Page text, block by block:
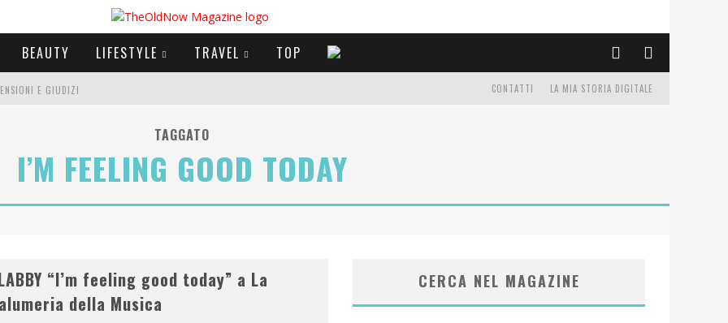
BEAUTY LIFESTYLE TRAVEL TOP
E GIUDIZI LA MIA STORIA DIGITALE
CONTATTI
TAGGATO
I’M FEELING GOOD TODAY
“I’m feeling good today” a La
della Musica
CERCA NEL MAGAZINE